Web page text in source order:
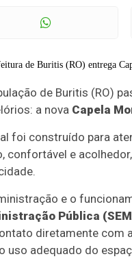
de Buritis (RO)
a nova Capela
foi construído para
confortável e
e o
Pública
diretamente com
uso adequado do